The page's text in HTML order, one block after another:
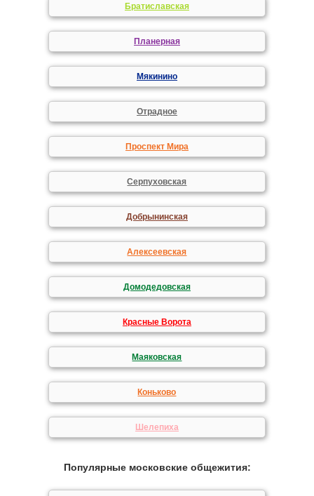
Братиславская
Планерная
Мякинино
Отрадное
Проспект Мира
Серпуховская
Добрынинская
Алексеевская
Домодедовская
Красные Ворота
Маяковская
Коньково
Шелепиха
Популярные московские общежития: